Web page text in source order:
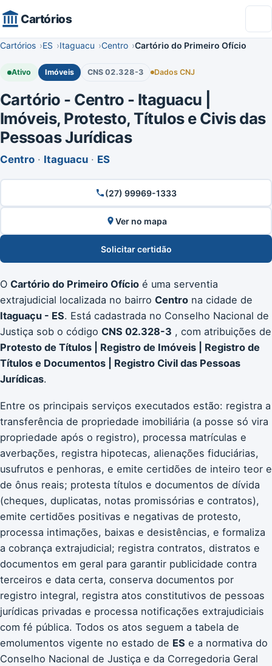
Cartórios
Cartórios ES Itaguacu Centro Cartório do Primeiro Ofício
Ativo Imóveis CNS 02.328-3 Dados CNJ
Cartório - Centro - Itaguacu |
Imóveis, Protesto, Títulos e Civis das
Pessoas Jurídicas
Centro · Itaguacu · ES
(27) 99969-1333
Ver no mapa
Solicitar certidão
O Cartório do Primeiro Ofício é uma serventia
extrajudicial localizada no bairro Centro na cidade de
Itaguaçu - ES. Está cadastrada no Conselho Nacional de
Justiça sob o código CNS 02.328-3 , com atribuições de
Protesto de Títulos | Registro de Imóveis | Registro de
Títulos e Documentos | Registro Civil das Pessoas
Jurídicas.
Entre os principais serviços executados estão: registra a
transferência de propriedade imobiliária (a posse só vira
propriedade após o registro), processa matrículas e
averbações, registra hipotecas, alienações fiduciárias,
usufrutos e penhoras, e emite certidões de inteiro teor e
de ônus reais; protesta títulos e documentos de dívida
(cheques, duplicatas, notas promissórias e contratos),
emite certidões positivas e negativas de protesto,
processa intimações, baixas e desistências, e formaliza
a cobrança extrajudicial; registra contratos, distratos e
documentos em geral para garantir publicidade contra
terceiros e data certa, conserva documentos por
registro integral, registra atos constitutivos de pessoas
jurídicas privadas e processa notificações extrajudiciais
com fé pública. Todos os atos seguem a tabela de
emolumentos vigente no estado de ES e a normativa do
Conselho Nacional de Justiça e da Corregedoria Geral